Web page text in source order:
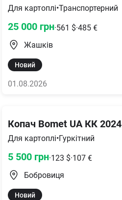
Для картоплі•Транспортерний
25 000 грн·561 $·485 €
Жашків
Новий
01.08.2026
Копач Bomet UA КК 2024
Для картоплі•Гуркітний
5 500 грн·123 $·107 €
Бобровиця
Новий